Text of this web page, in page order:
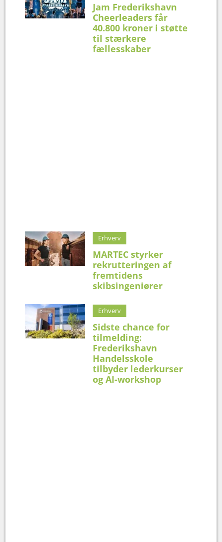
Jam Frederikshavn
Cheerleaders får
40.800 kroner i støtte
til stærkere
fællesskaber
Erhverv
MARTEC styrker
rekrutteringen af
fremtidens
skibsingeniører
Erhverv
Sidste chance for
tilmelding:
Frederikshavn
Handelsskole
tilbyder lederkurser
og AI-workshop